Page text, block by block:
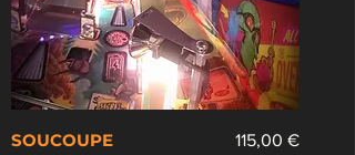
SOUCOUPE Prix
115,00 €